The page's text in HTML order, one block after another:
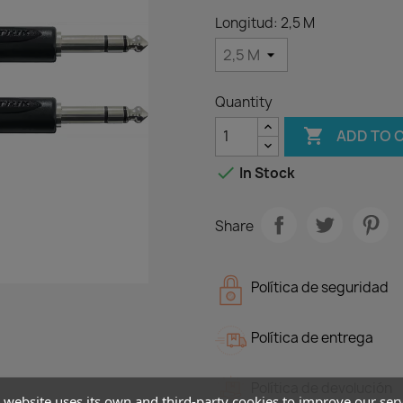
Longitud: 2,5 M
Quantity
 ADD TO
 In Stock
Share
Política de seguridad
Política de entrega